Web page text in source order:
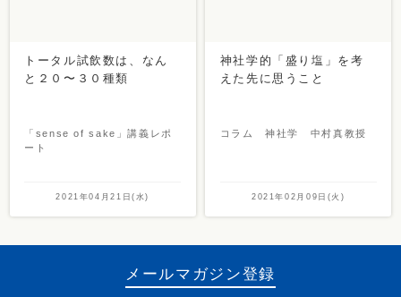
トータル試飲数は、なん
と２０〜３０種類
「sense of sake」講義レポ
ート
2021年04月21日(水)
神社学的「盛り塩」を考
えた先に思うこと
コラム 神社学 中村真教授
2021年02月09日(火)
メールマガジン登録